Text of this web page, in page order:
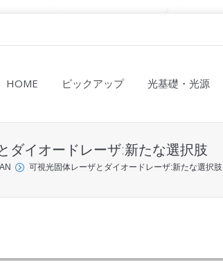
HOME ピックアップ 光基礎・光源
ダイオードレーザ:新たな選択肢
可視光固体レーザとダイオードレーザ:新たな選択肢